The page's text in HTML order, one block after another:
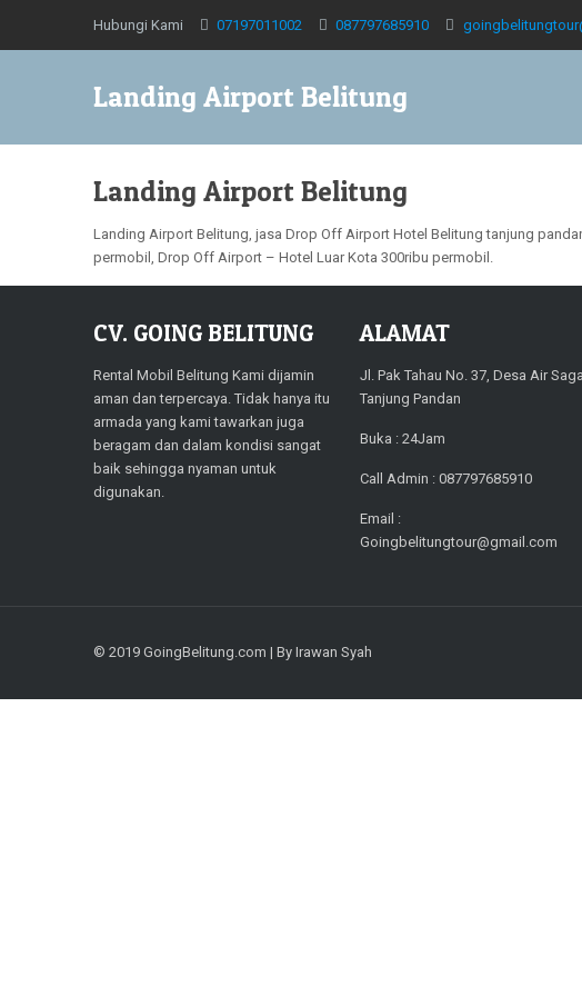
Hubungi Kami 07197011002 087797685910
Landing Airport Belitung
Landing Airport Belitung
Landing Airport Belitung, jasa Drop Off Airport Hotel Belitung tanjung
permobil, Drop Off Airport – Hotel Luar Kota 300ribu permobil.
CV. GOING BELITUNG
Rental Mobil Belitung Kami dijamin
aman dan terpercaya. Tidak hanya itu
armada yang kami tawarkan juga
beragam dan dalam kondisi sangat
baik sehingga nyaman untuk
digunakan.
ALAMAT
Jl. Pak Tahau No. 37, Desa Air Saga
Tanjung Pandan
Buka : 24Jam
Call Admin : 087797685910
Email :
Goingbelitungtour@gmail.com
© 2019 GoingBelitung.com | By Irawan Syah